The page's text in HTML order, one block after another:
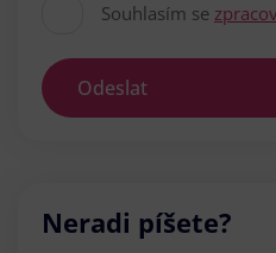
Souhlasím se
Odeslat
Neradi píšete?